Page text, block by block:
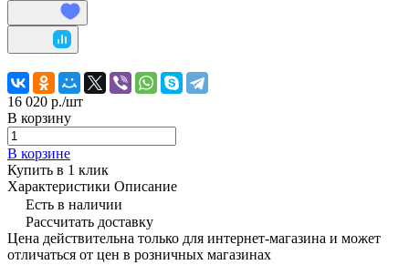
16 020 р./шт
В корзину
В корзине
Купить в 1 клик
Характеристики Описание
Есть в наличии
Рассчитать доставку
Цена действительна только для интернет-магазина и может
отличаться от цен в розничных магазинах